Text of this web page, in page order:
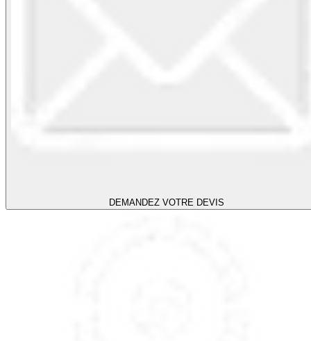
DEMANDEZ VOTRE DEVIS